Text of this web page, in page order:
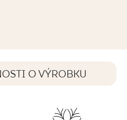
O VÝROBKU